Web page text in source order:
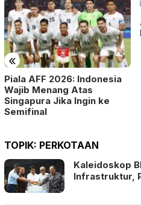
«
Piala AFF 2026: Indonesia
Wajib Menang Atas
Singapura Jika Ingin ke
Semifinal
TOPIK: PERKOTAAN
Kaleidoskop
Infrastruktur,